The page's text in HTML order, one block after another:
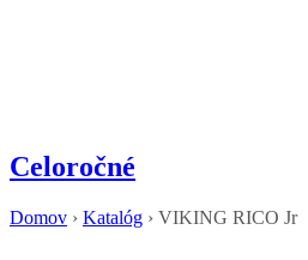
Celoročné
Domov › Katalóg › VIKING RICO Jr